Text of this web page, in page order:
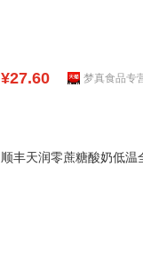
¥27.60 梦真食品专
顺丰天润零蔗糖酸奶低